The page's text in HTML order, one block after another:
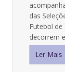
das
Futebol de
decorrem
Ler Mais